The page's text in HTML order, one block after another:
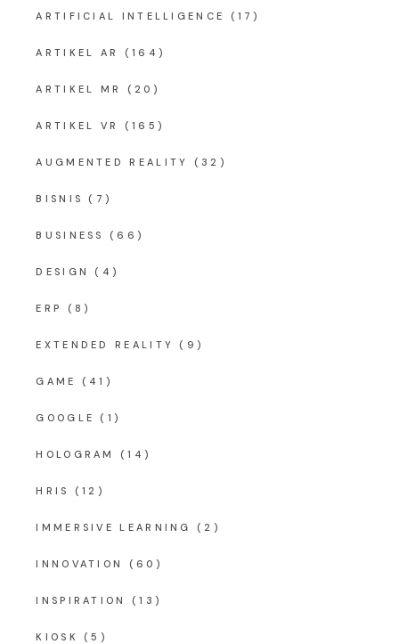
ARTIFICIAL INTELLIGENCE (17)
ARTIKEL AR (164)
ARTIKEL MR (20)
ARTIKEL VR (165)
AUGMENTED REALITY (32)
BISNIS (7)
BUSINESS (66)
DESIGN (4)
ERP (8)
EXTENDED REALITY (9)
GAME (41)
GOOGLE (1)
HOLOGRAM (14)
HRIS (12)
IMMERSIVE LEARNING (2)
INNOVATION (60)
INSPIRATION (13)
KIOSK (5)